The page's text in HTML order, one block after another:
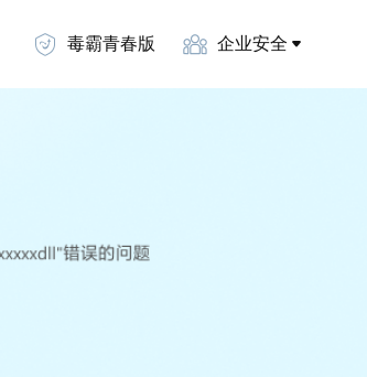
毒霸青春版 企业安全